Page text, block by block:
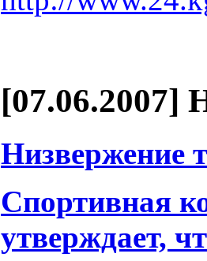
[07.06.2007]
Низвержение
Спортивная
утверждает,